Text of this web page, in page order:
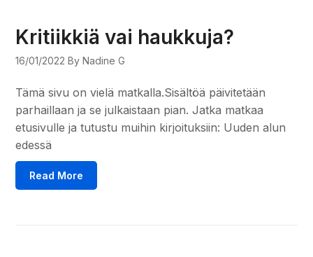
Kritiikkiä vai haukkuja?
16/01/2022 By Nadine G
Tämä sivu on vielä matkalla.Sisältöä päivitetään
parhaillaan ja se julkaistaan pian. Jatka matkaa
etusivulle ja tutustu muihin kirjoituksiin: Uuden alun
edessä
Read More